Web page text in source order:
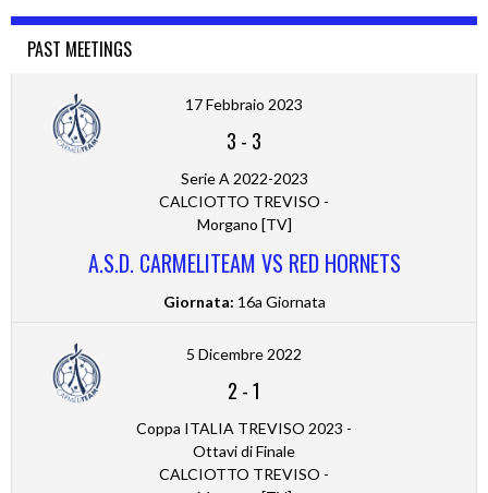
PAST MEETINGS
17 Febbraio 2023
3 - 3
Serie A 2022-2023
CALCIOTTO TREVISO -
Morgano [TV]
A.S.D. CARMELITEAM VS RED HORNETS
Giornata: 16a Giornata
5 Dicembre 2022
2 -1
Coppa ITALIA TREVISO 2023 -
Ottavi di Finale
CALCIOTTO TREVISO -